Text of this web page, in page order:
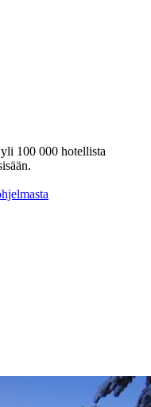
yli 100 000 hotellista